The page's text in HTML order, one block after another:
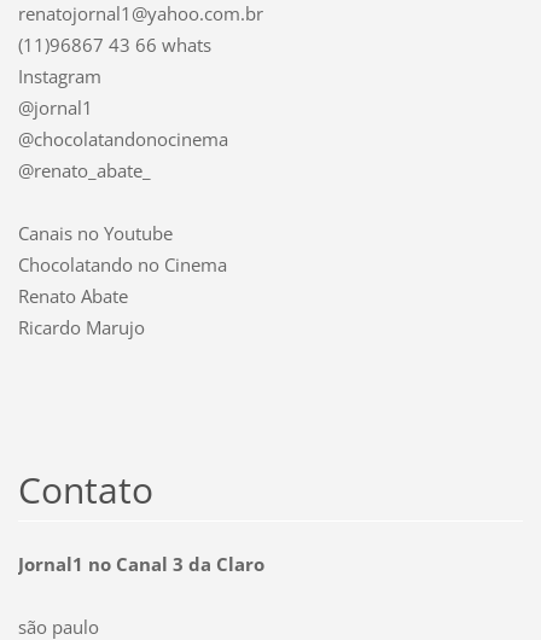
renatojornal1@yahoo.com.br
(11)96867 43 66 whats
Instagram
@jornal1
@chocolatandonocinema
@renato_abate_
Canais no Youtube
Chocolatando no Cinema
Renato Abate
Ricardo Marujo
Contato
Jornal1 no Canal 3 da Claro
são paulo